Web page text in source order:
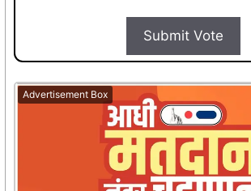
Submit Vote
Advertisement Box